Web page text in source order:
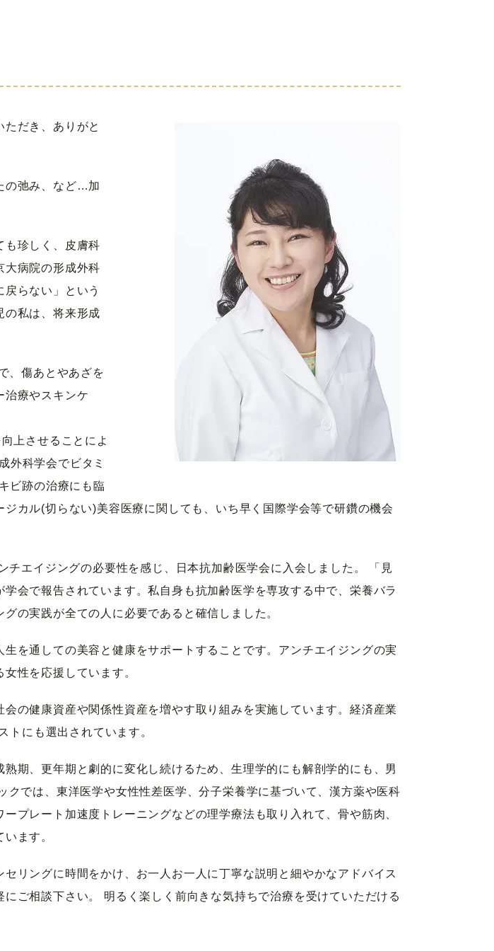
だき、ありがと
の弛み、など…加
も珍しく、皮膚科
大病院の形成外科
らない」という
の私は、将来形成
、傷あとやあざを
治療やスキンケ
上させることによ
外科学会でビタミ
ビ跡の治療にも臨
カル(切らない)美容医療に関しても、いち早く国際学会等で研鑽の機会
エイジングの必要性を感じ、日本抗加齢医学会に入会しました。 「見
会で報告されています。私自身も抗加齢医学を専攻する中で、栄養バラ
の実践が全ての人に必要であると確信しました。
を通しての美容と健康をサポートすることです。アンチエイジングの実
性を応援しています。
の健康資産や関係性資産を増やす取り組みを実施しています。経済産業
にも選出されています。
期、更年期と劇的に変化し続けるため、生理学的にも解剖学的にも、男
では、東洋医学や女性性差医学、分子栄養学に基づいて、漢方薬や医科
プレート加速度トレーニングなどの理学療法も取り入れて、骨や筋肉、
ます。
リングに時間をかけ、お一人お一人に丁寧な説明と細やかなアドバイス
ご相談下さい。 明るく楽しく前向きな気持ちで治療を受けていただける